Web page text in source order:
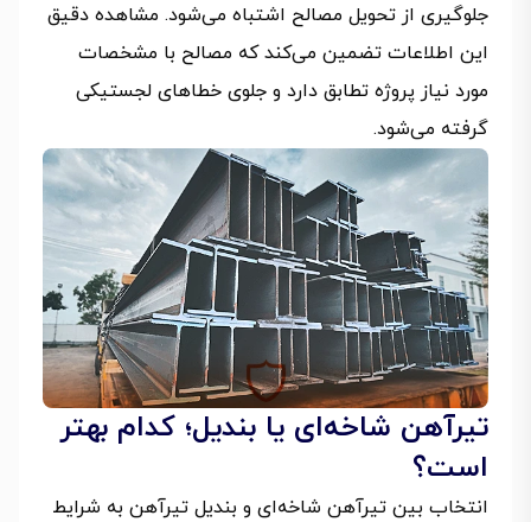
جلوگیری از تحویل مصالح اشتباه می‌شود. مشاهده دقیق
این اطلاعات تضمین می‌کند که مصالح با مشخصات
مورد نیاز پروژه تطابق دارد و جلوی خطاهای لجستیکی
گرفته می‌شود.
تیرآهن شاخه‌ای یا بندیل؛ کدام بهتر
است؟
انتخاب بین تیرآهن شاخه‌ای و بندیل تیرآهن به شرایط